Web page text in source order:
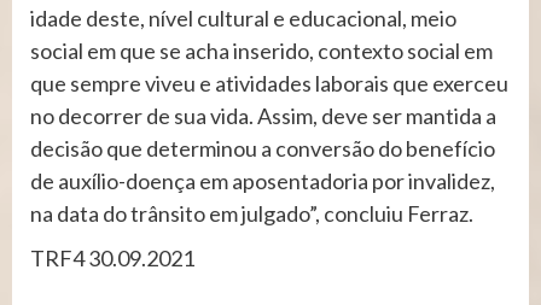
idade deste, nível cultural e educacional, meio
social em que se acha inserido, contexto social em
que sempre viveu e atividades laborais que exerceu
no decorrer de sua vida. Assim, deve ser mantida a
decisão que determinou a conversão do benefício
de auxílio-doença em aposentadoria por invalidez,
na data do trânsito em julgado”, concluiu Ferraz.
TRF4 30.09.2021